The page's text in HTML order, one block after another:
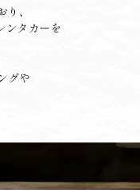
、
ンタカーを
グや